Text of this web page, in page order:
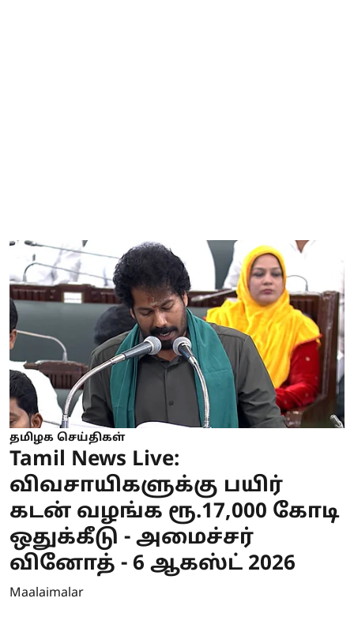
தமிழக செய்திகள்
Tamil News Live:
விவசாயிகளுக்கு பயிர்
கடன் வழங்க ரூ.17,000 கோடி
ஒதுக்கீடு - அமைச்சர்
வினோத் - 6 ஆகஸ்ட் 2026
Maalaimalar